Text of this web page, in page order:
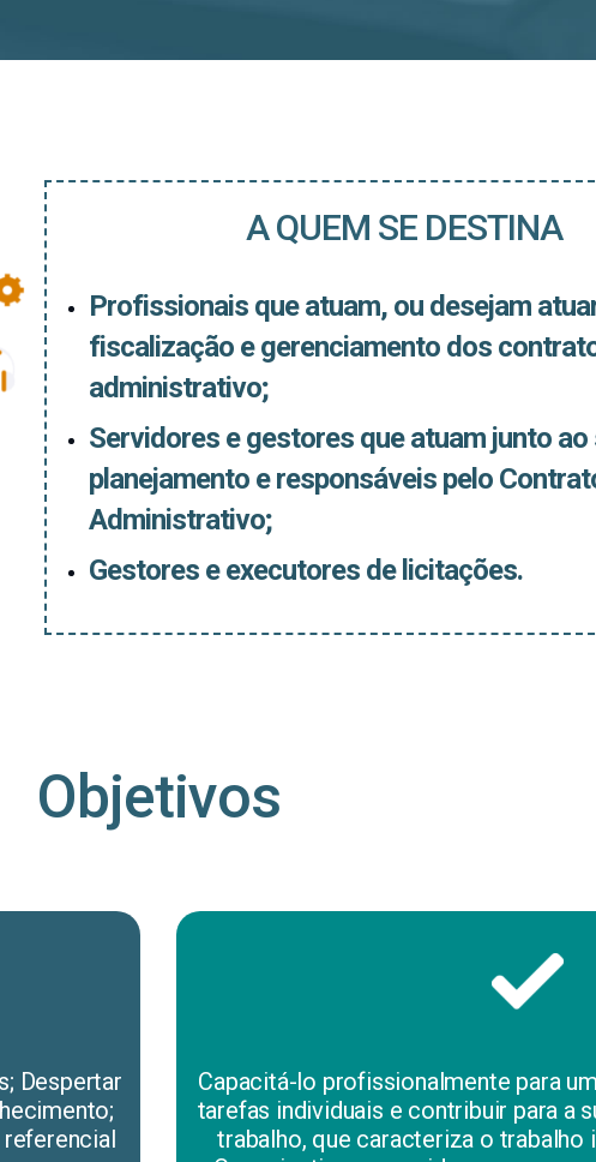
A QUEM SE DESTINA
Profissionais que atuam, ou desejam
fiscalização e gerenciamento dos
administrativo;
Servidores e gestores que atuam junto
planejamento e responsáveis pelo
Administrativo;
Gestores e executores de licitações.
Objetivos
Despertar
Capacitá-lo profissionalmente para
tarefas individuais e contribuir para a
trabalho, que caracteriza o trabalho